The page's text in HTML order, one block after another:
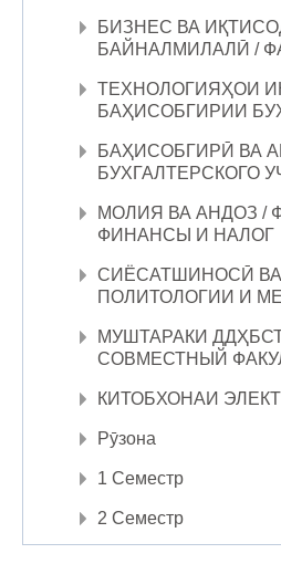
БИЗНЕС ВА
БАЙНАЛМИЛАЛӢ /
ТЕХНОЛОГИЯҲОИ
БАҲИСОБГИРИИ
БАҲИСОБГИРӢ ВА
БУХГАЛТЕРСКОГО
МОЛИЯ ВА АНДОЗ /
ФИНАНСЫ И НАЛОГ
СИЁСАТШИНОСӢ ВА
ПОЛИТОЛОГИИ И
МУШТАРАКИ
СОВМЕСТНЫЙ
КИТОБХОНАИ
Рӯзона
1 Семестр
2 Семестр